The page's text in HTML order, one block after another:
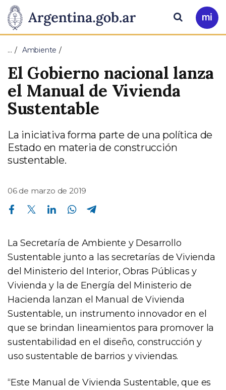
Presidencia
de
la
Nación
Pasar al contenido principal
Ir
a
Buscar
… Ambiente
El Gobierno nacional lanza
el Manual de Vivienda
Sustentable
La iniciativa forma parte de una política de
Estado en materia de construcción
sustentable.
06 de marzo de 2019
Compartir en Facebook Compartir en Twitter Compartir en Linkedin Compartir en Whatsapp
La Secretaría de Ambiente y Desarrollo
Sustentable junto a las secretarías de Vivienda
del Ministerio del Interior, Obras Públicas y
Vivienda y la de Energía del Ministerio de
Hacienda lanzan el Manual de Vivienda
Sustentable, un instrumento innovador en el
que se brindan lineamientos para promover la
sustentabilidad en el diseño, construcción y
uso sustentable de barrios y viviendas.
“Este Manual de Vivienda Sustentable, que es